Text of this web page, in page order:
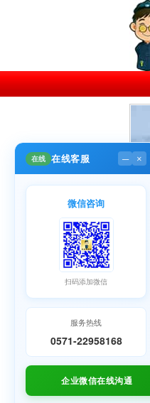
在线 在线客服 ─ ×
微信咨询
扫码添加微信
服务热线
0571-22958168
企业微信在线沟通